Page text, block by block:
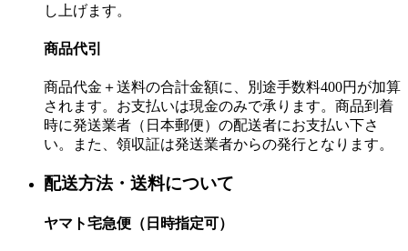
し上げます。
商品代引
商品代金＋送料の合計金額に、別途手数料400円が加算
されます。お支払いは現金のみで承ります。商品到着
時に発送業者（日本郵便）の配送者にお支払い下さ
い。また、領収証は発送業者からの発行となります。
配送方法・送料について
ヤマト宅急便（日時指定可）